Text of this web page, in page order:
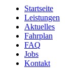
Startseite
Leistungen
Aktuelles
Fahrplan
FAQ
Jobs
Kontakt